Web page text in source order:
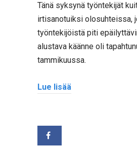
Tänä syksynä työntekijät
irtisanotuiksi olosuhteissa,
työntekijöistä piti
alustava käänne oli
tammikuussa.
Lue lisää